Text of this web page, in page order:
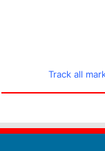
Track all